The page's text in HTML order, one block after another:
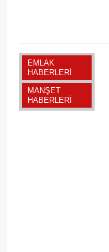
EMLAK
HABERLERI
MANŞET
HABERLERI